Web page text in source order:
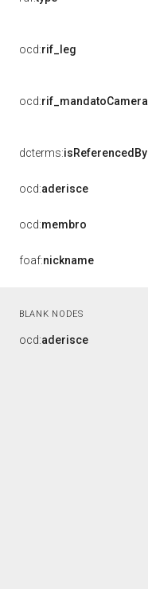
ocd:rif_leg
ocd:rif_mandatoCamera
dcterms:isReferencedBy
ocd:aderisce
ocd:membro
foaf:nickname
BLANK NODES
ocd:aderisce